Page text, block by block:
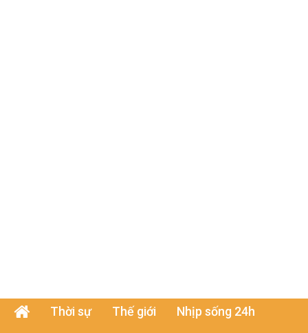
Thời sự Thế giới
Nhịp sống 24h